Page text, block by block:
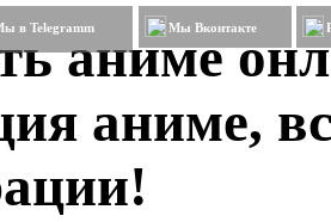
аниме
аниме,
в Telegramm Мы Вконтакте